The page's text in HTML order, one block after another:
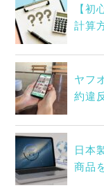
【初
計算
ヤフ
約違
日本
商品